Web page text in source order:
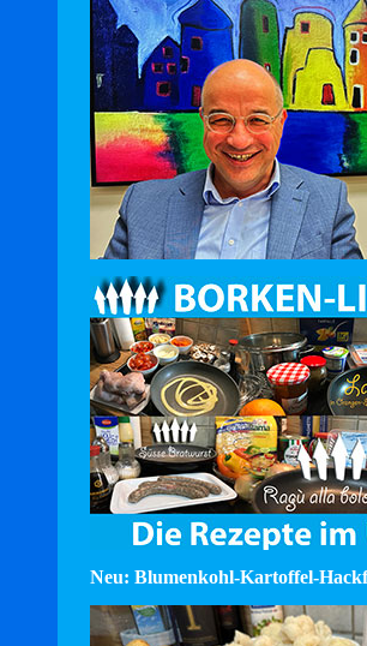
Neu: Blumenkohl-Kartoffel-